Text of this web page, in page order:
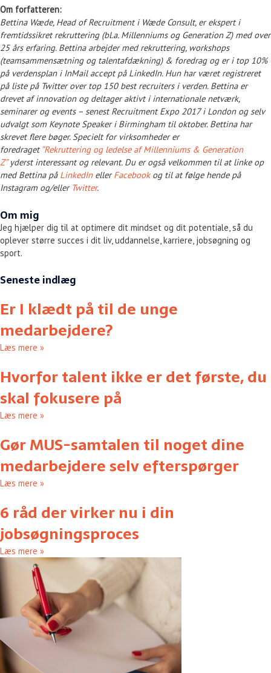
Om forfatteren:
Bettina Wæde, Head of Recruitment i Wæde Consult, er ekspert i
fremtidssikret rekruttering (bl.a. Millenniums og Generation Z) med over
25 års erfaring. Bettina arbejder med rekruttering, workshops
(teamsammensætning og talentafdækning) & foredrag og er i top 10%
på verdensplan i InMail accept på LinkedIn. Hun har været registreret
på liste på Twitter over top 150 best recruiters i verden. Bettina er
drevet af innovation og deltager aktivt i internationale netværk,
seminarer og events – senest Recruitment Expo 2017 i London og selv
udvalgt som Keynote Speaker i Birmingham til oktober. Bettina har
skrevet flere bøger. Specielt for virksomheder er
foredraget ”Rekruttering og ledelse af Millenniums & Generation
Z”yderst interessant og relevant. Du er også velkommen til at linke op
med Bettina på LinkedInellerFacebookog til at følge hende på
Instagram og/eller Twitter.
Om mig
Jeg hjælper dig til at optimere dit mindset og dit potentiale, så du
oplever større succes i dit liv, uddannelse, karriere, jobsøgning og
sport.
Seneste indlæg
Er I klædt på til de unge
medarbejdere?
Læs mere »
Hvorfor talent ikke er det første, du
skal fokusere på
Læs mere »
Gør MUS-samtalen til noget dine
medarbejdere selv efterspørger
Læs mere »
6 råd der virker nu i din
jobsøgningsproces
Læs mere »